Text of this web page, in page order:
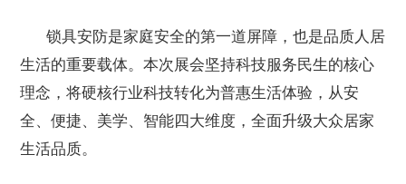
锁具安防是家庭安全的第一道屏障，也是品质人居
生活的重要载体。本次展会坚持科技服务民生的核心
理念，将硬核行业科技转化为普惠生活体验，从安
全、便捷、美学、智能四大维度，全面升级大众居家
生活品质。